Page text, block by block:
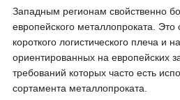
Западным регионам свойственно
европейского металлопроката.
короткого логистического плеча и
ориентированных на европейских
требований которых часто есть
сортамента металлопроката.